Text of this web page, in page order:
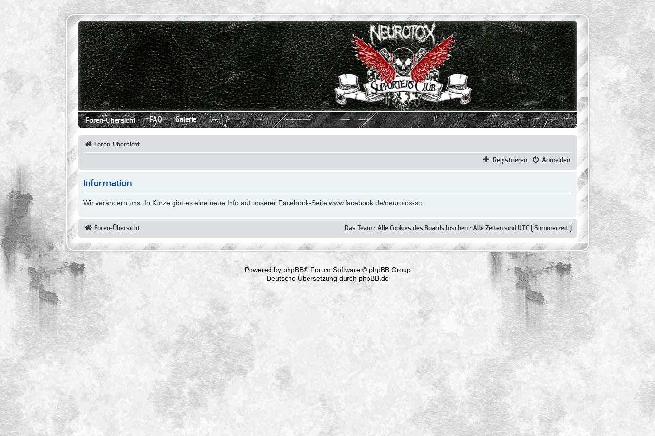
Foren-Übersicht FAQ Galerie
Foren-Übersicht
Registrieren Anmelden
Information
Wir verändern uns. In Kürze gibt es eine neue Info auf unserer Facebook-Seite www.facebook.de/neurotox-sc
Foren-Übersicht Das Team• Alle Cookies des Boards löschen• Alle Zeiten sind UTC [ Sommerzeit ]
Powered by phpBB® Forum Software © phpBB Group
Deutsche Übersetzung durch phpBB.de